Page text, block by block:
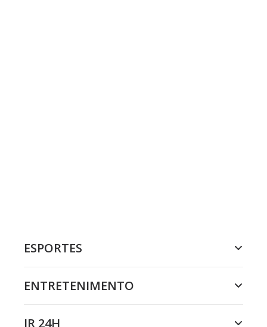
ESPORTES
ENTRETENIMENTO
JR 24H